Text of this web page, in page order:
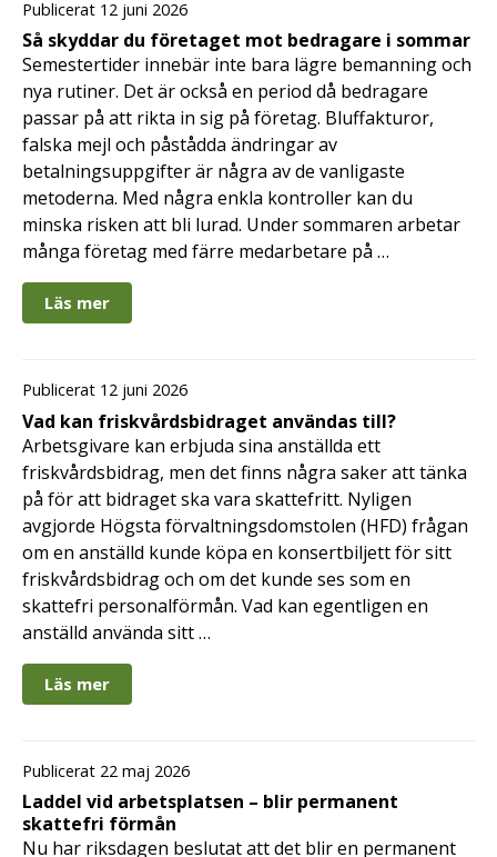
Publicerat 12 juni 2026
Så skyddar du företaget mot bedragare i sommar
Semestertider innebär inte bara lägre bemanning och
nya rutiner. Det är också en period då bedragare
passar på att rikta in sig på företag. Bluffakturor,
falska mejl och påstådda ändringar av
betalningsuppgifter är några av de vanligaste
metoderna. Med några enkla kontroller kan du
minska risken att bli lurad. Under sommaren arbetar
många företag med färre medarbetare på …
Läs mer
Publicerat 12 juni 2026
Vad kan friskvårdsbidraget användas till?
Arbetsgivare kan erbjuda sina anställda ett
friskvårdsbidrag, men det finns några saker att tänka
på för att bidraget ska vara skattefritt. Nyligen
avgjorde Högsta förvaltningsdomstolen (HFD) frågan
om en anställd kunde köpa en konsertbiljett för sitt
friskvårdsbidrag och om det kunde ses som en
skattefri personalförmån. Vad kan egentligen en
anställd använda sitt …
Läs mer
Publicerat 22 maj 2026
Laddel vid arbetsplatsen – blir permanent
skattefri förmån
Nu har riksdagen beslutat att det blir en permanent